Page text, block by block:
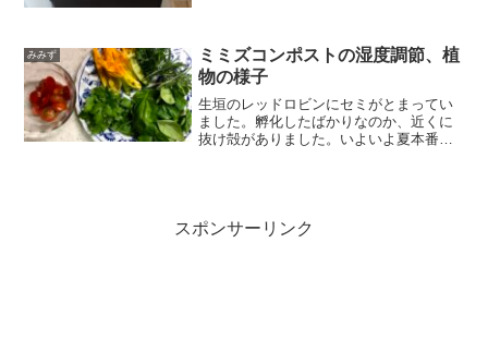
と容器と取説、スコップ...
みみず
ミミズコンポストの湿度調節、植
物の様子
生垣のレッドロビンにセミがとまってい
ました。孵化したばかりなのか、近くに
抜け殻がありました。いよいよ夏本番で
スポンサーリンク